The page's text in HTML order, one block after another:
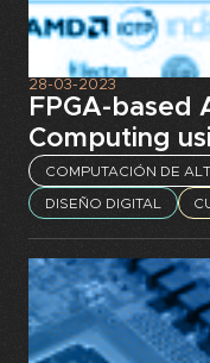
28-03-2023
FPGA-based
Computing
COMPUTACIÓN DE
DISEÑO DIGITAL